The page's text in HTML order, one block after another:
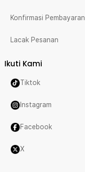
Konfirmasi Pembayaran
Lacak Pesanan
Ikuti Kami
Tiktok
Instagram
Facebook
X